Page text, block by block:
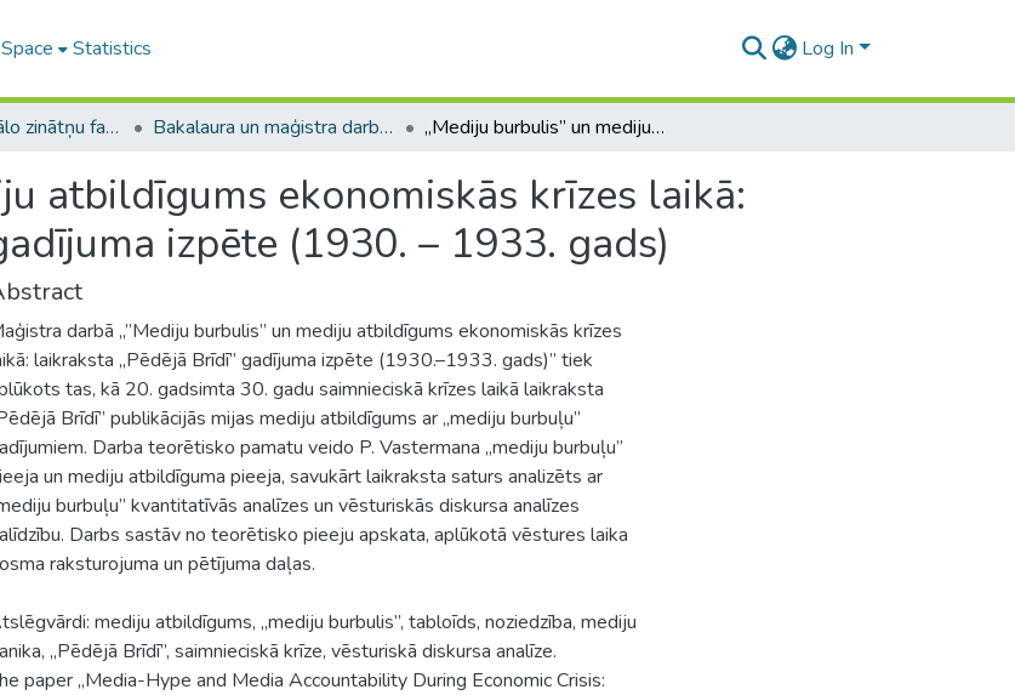
Statistics Log In
B --- Bij. Sociālo zinātņu fakultātes noslēguma darbi / Faculty of Social Sciences - Graduate works Bakalaura un maģistra darbi (SZF) / Bachelor's and Master's theses „Mediju burbulis” un mediju atbildīgums ekonomiskās krīzes laikā: laikraksta „Pēdējā Brīdī” gadījuma izpēte (1930. – 1933. gads)
atbildīgums ekonomiskās krīzes laikā:
izpēte (1930. – 1933. gads)
darbā „”Mediju burbulis” un mediju atbildīgums ekonomiskās krīzes
laikraksta „Pēdējā Brīdī” gadījuma izpēte (1930.–1933. gads)” tiek
tas, kā 20. gadsimta 30. gadu saimnieciskā krīzes laikā laikraksta
Brīdī” publikācijās mijas mediju atbildīgums ar „mediju burbuļu”
Darba teorētisko pamatu veido P. Vastermana „mediju burbuļu”
un mediju atbildīguma pieeja, savukārt laikraksta saturs analizēts ar
burbuļu” kvantitatīvās analīzes un vēsturiskās diskursa analīzes
Darbs sastāv no teorētisko pieeju apskata, aplūkotā vēstures laika
raksturojuma un pētījuma daļas.
mediju atbildīgums, „mediju burbulis”, tabloīds, noziedzība, mediju
„Pēdējā Brīdī”, saimnieciskā krīze, vēsturiskā diskursa analīze.
paper „Media-Hype and Media Accountability During Economic Crisis: